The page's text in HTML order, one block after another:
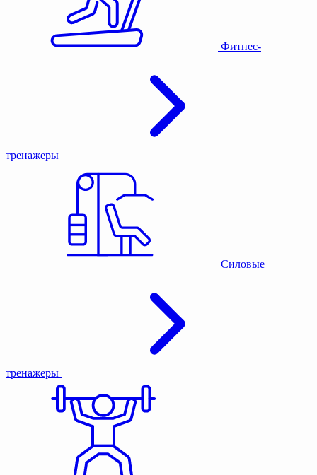
Фитнес-
тренажеры
Силовые
тренажеры